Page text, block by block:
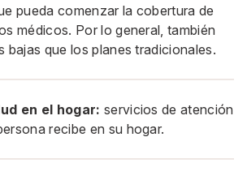
pueda comenzar la cobertura de
médicos. Por lo general, también
bajas que los planes tradicionales.
en el hogar: servicios de atención
recibe en su hogar.